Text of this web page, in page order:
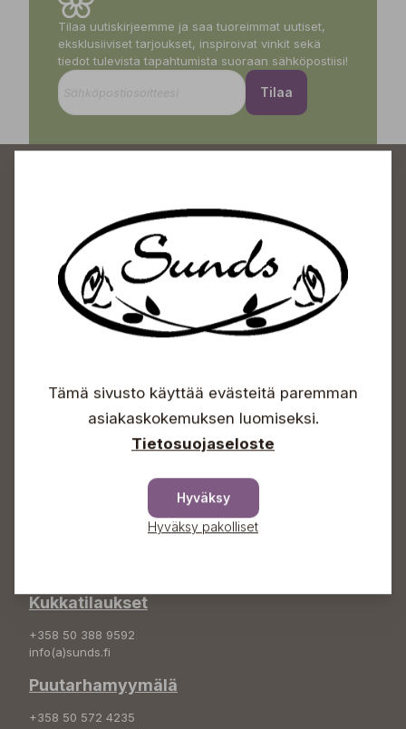
Tilaa uutiskirjeemme ja saa tuoreimmat uutiset,
eksklusiiviset tarjoukset, inspiroivat vinkit sekä
tiedot tulevista tapahtumista suoraan sähköpostiisi!
Tilaa
Sundin Puutarhakeskus
Avoinna
Sunnuntaisin Itsepalvelu
Info & vaihde
+358 50 388 9592
Kukkatilaukset
+358 50 388 9592
info(a)sunds.fi
Puutarhamyymälä
+358 50 572 4235
Tämä sivusto käyttää evästeitä paremman
asiakaskokemuksen luomiseksi.
Tietosuojaseloste
Hyväksy
Hyväksy pakolliset